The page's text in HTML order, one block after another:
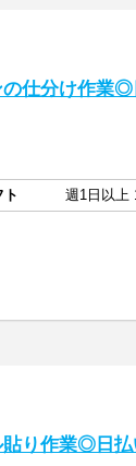
の仕分け作業
ト
週1日以上
貼り作業◎日